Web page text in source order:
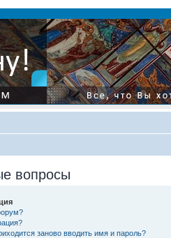
вопросы
заново вводить имя и пароль?